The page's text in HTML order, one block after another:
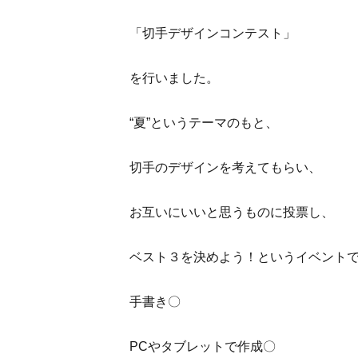
「切手デザインコンテスト」
を行いました。
“夏”というテーマのもと、
切手のデザインを考えてもらい、
お互いにいいと思うものに投票し、
ベスト３を決めよう！というイベント
手書き〇
PCやタブレットで作成〇